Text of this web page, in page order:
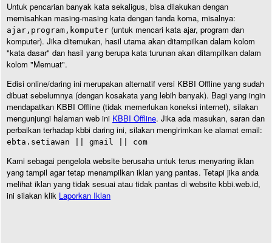
Untuk pencarian banyak kata sekaligus, bisa dilakukan dengan
memisahkan masing-masing kata dengan tanda koma, misalnya:
ajar,program,komputer (untuk mencari kata ajar, program dan
komputer). Jika ditemukan, hasil utama akan ditampilkan dalam kolom
"kata dasar" dan hasil yang berupa kata turunan akan ditampilkan dalam
kolom "Memuat".
Edisi online/daring ini merupakan alternatif versi KBBI Offline yang sudah
dibuat sebelumnya (dengan kosakata yang lebih banyak). Bagi yang ingin
mendapatkan KBBI Offline (tidak memerlukan koneksi internet), silakan
mengunjungi halaman web ini KBBI Offline. Jika ada masukan, saran dan
perbaikan terhadap kbbi daring ini, silakan mengirimkan ke alamat email:
ebta.setiawan || gmail || com
Kami sebagai pengelola website berusaha untuk terus menyaring iklan
yang tampil agar tetap menampilkan iklan yang pantas. Tetapi jika anda
melihat iklan yang tidak sesuai atau tidak pantas di website kbbi.web.id,
ini silakan klik Laporkan Iklan